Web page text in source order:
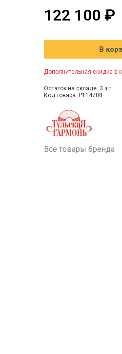
122 100 ₽
В
Дополнительная скидка в
Остаток на складе: 3 шт.
Код товара: P114708
Все товары бренда